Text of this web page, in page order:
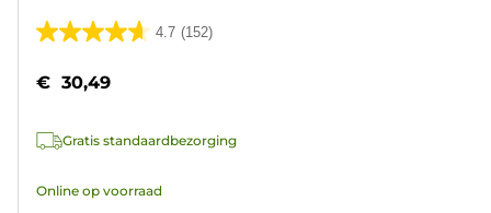
4.7 (152)
4.7
de
sterren.
beoordelingen
€ 30,49
Gratis standaardbezorging
Online op voorraad